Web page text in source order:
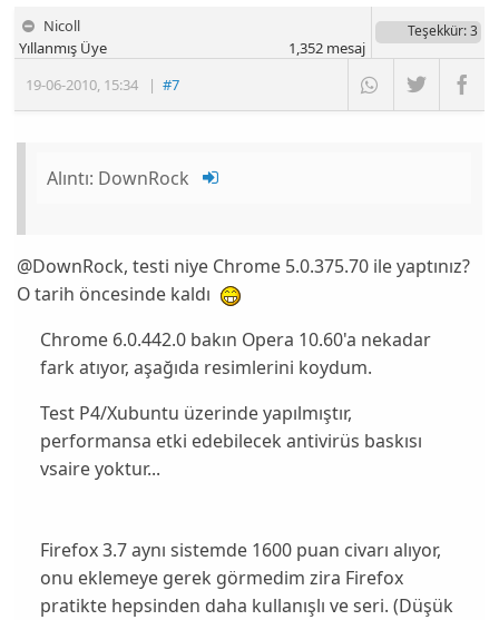
Nicoll
19-06-2010, 15:34 |#7
Yıllanmış Üye
Teşekkür: 3
1,352mesaj
Alıntı: DownRock
@DownRock, testi niye Chrome 5.0.375.70 ile yaptınız?
O tarih öncesinde kaldı
Chrome 6.0.442.0bakın Opera 10.60'a nekadar
fark atıyor, aşağıda resimlerini koydum.
Test P4/Xubuntu üzerinde yapılmıştır,
performansa etki edebilecek antivirüs baskısı
vsaire yoktur...
Firefox 3.7 aynı sistemde 1600 puan civarı alıyor,
onu eklemeye gerek görmedim zira Firefox
pratikte hepsinden daha kullanışlı ve seri. (Düşük